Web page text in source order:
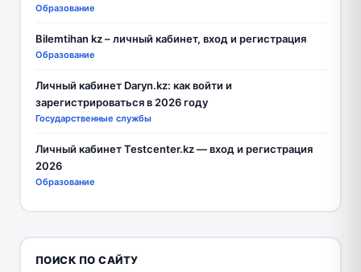
Образование
Bilemtihan kz – личный кабинет, вход и регистрация
Образование
Личный кабинет Daryn.kz: как войти и
зарегистрироваться в 2026 году
Государственные службы
Личный кабинет Testcenter.kz — вход и регистрация
2026
Образование
ПОИСК ПО САЙТУ